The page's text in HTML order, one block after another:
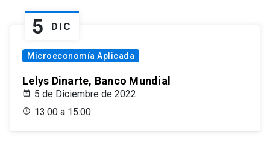
5 DIC
Microeconomía Aplicada
Lelys Dinarte, Banco Mundial
5 de Diciembre de 2022
13:00 a 15:00